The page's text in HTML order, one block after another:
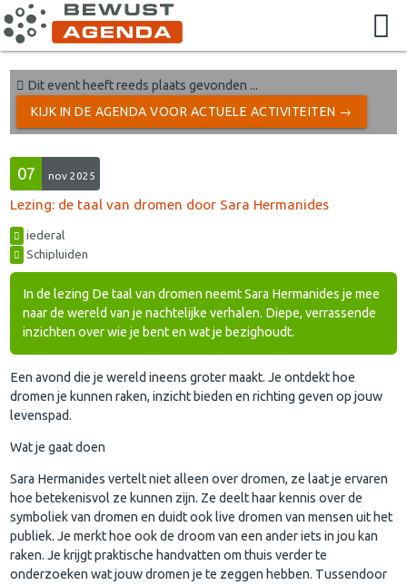
Dit event heeft reeds plaats gevonden ...
KIJK IN DE AGENDA VOOR ACTUELE ACTIVITEITEN →
07 nov 2025
Lezing: de taal van dromen door Sara Hermanides
iederal
Schipluiden
In de lezing De taal van dromen neemt Sara Hermanides je mee
naar de wereld van je nachtelijke verhalen. Diepe, verrassende
inzichten over wie je bent en wat je bezighoudt.
Een avond die je wereld ineens groter maakt. Je ontdekt hoe
dromen je kunnen raken, inzicht bieden en richting geven op jouw
levenspad.
Wat je gaat doen
Sara Hermanides vertelt niet alleen over dromen, ze laat je ervaren
hoe betekenisvol ze kunnen zijn. Ze deelt haar kennis over de
symboliek van dromen en duidt ook live dromen van mensen uit het
publiek. Je merkt hoe ook de droom van een ander iets in jou kan
raken. Je krijgt praktische handvatten om thuis verder te
onderzoeken wat jouw dromen je te zeggen hebben. Tussendoor